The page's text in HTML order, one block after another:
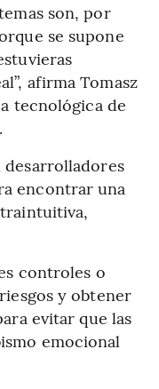
son, por
se supone
afirma Tomasz
tecnológica de
desarrolladores
encontrar una
controles o
y obtener
evitar que las
emocional